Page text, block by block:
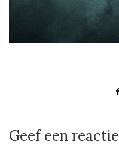
Geef een reactie